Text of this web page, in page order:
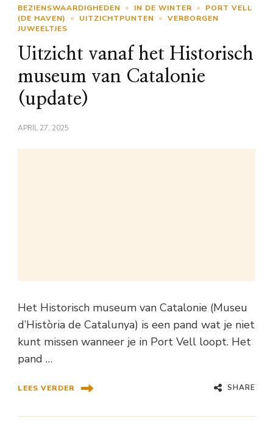
BEZIENSWAARDIGHEDEN IN DE WINTER
PORT VELL
(DE HAVEN)
UITZICHTPUNTEN
VERBORGEN
JUWEELTJES
Uitzicht vanaf het Historisch
museum van Catalonie
(update)
APRIL 27, 2025
Het Historisch museum van Catalonie (Museu
d’Història de Catalunya) is een pand wat je niet
kunt missen wanneer je in Port Vell loopt. Het
pand …
LEES VERDER SHARE